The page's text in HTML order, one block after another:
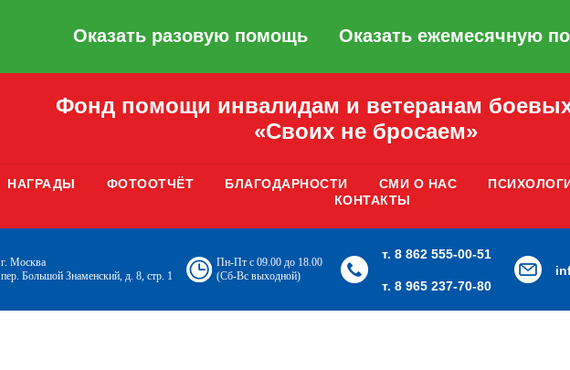
Оказать разовую помощь Оказать ежемесячную
Фонд помощи инвалидам и ветеранам
«Своих не бросаем»
НАГРАДЫ ФОТООТЧЁТ БЛАГОДАРНОСТИ СМИ О НАС
КОНТАКТЫ
г. Москва
пер. Большой Знаменский, д. 8, стр. 1
Пн-Пт с 09.00 до 18.00
(Сб-Вс выходной)
т. 8 862 555-00-51
т. 8 965 237-70-80